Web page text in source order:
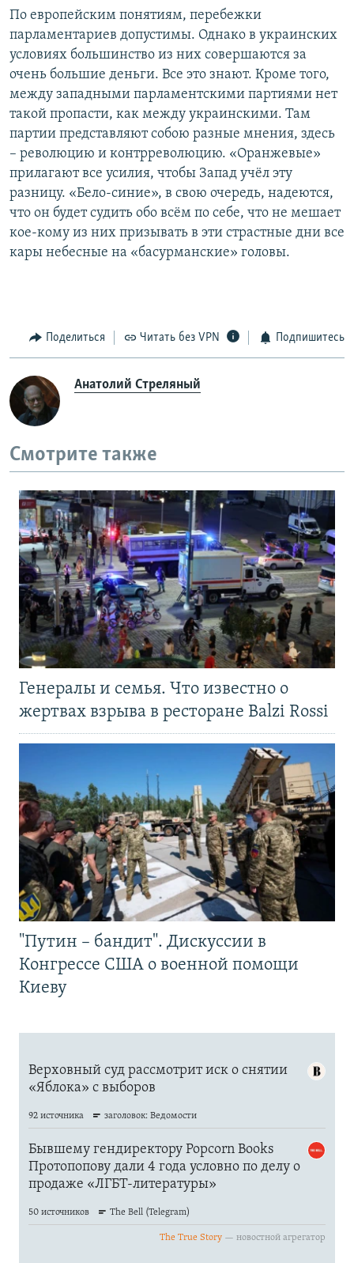
По европейским понятиям, перебежки
парламентариев допустимы. Однако в украинских
условиях большинство из них совершаются за
очень большие деньги. Все это знают. Кроме того,
между западными парламентскими партиями нет
такой пропасти, как между украинскими. Там
партии представляют собою разные мнения, здесь
– революцию и контрреволюцию. «Оранжевые»
прилагают все усилия, чтобы Запад учёл эту
разницу. «Бело-синие», в свою очередь, надеются,
что он будет судить обо всём по себе, что не мешает
кое-кому из них призывать в эти страстные дни все
кары небесные на «басурманские» головы.
Поделиться Читать без VPN Подпишитесь
Анатолий Стреляный
Смотрите также
Генералы и семья. Что известно о
жертвах взрыва в ресторане Balzi Rossi
"Путин – бандит". Дискуссии в
Конгрессе США о военной помощи
Киеву